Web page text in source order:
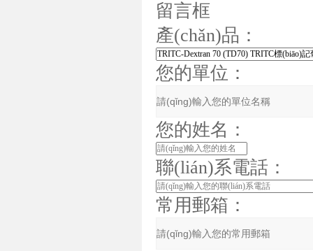
留言框
產(chǎn)品：
您的單位：
您的姓名：
聯(lián)系電話：
常用郵箱：